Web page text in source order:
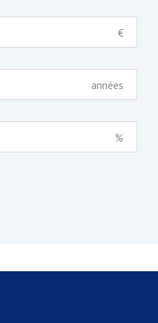
€
années
%